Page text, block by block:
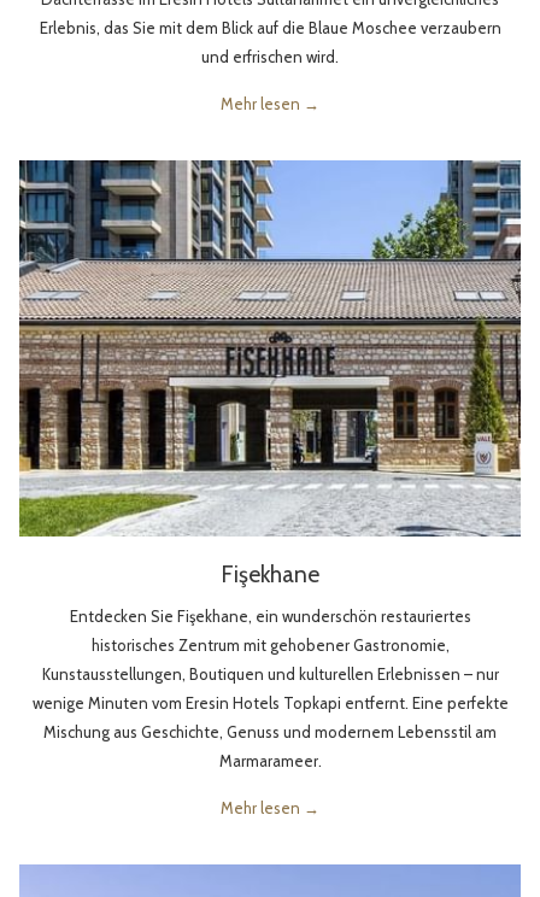
Erlebnis, das Sie mit dem Blick auf die Blaue Moschee verzaubern
und erfrischen wird.
Mehr lesen
Fişekhane
Entdecken Sie Fişekhane, ein wunderschön restauriertes
historisches Zentrum mit gehobener Gastronomie,
Kunstausstellungen, Boutiquen und kulturellen Erlebnissen – nur
wenige Minuten vom Eresin Hotels Topkapi entfernt. Eine perfekte
Mischung aus Geschichte, Genuss und modernem Lebensstil am
Marmarameer.
Mehr lesen